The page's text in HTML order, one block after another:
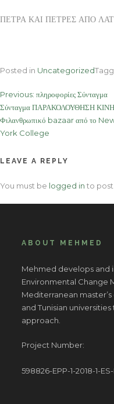
ΠΕΤΡΑ ΚΑΙ ΠΕΤΡΕΣ ΑΠΟ
Posted in Uncategorized
Post
navigation
Previous: πληροφορίες Σύνταγμα
Σύνταγμα ΠΑΡΑΚΟΛΟΥΘΗΣΗ
Φιλανθρωπικό bazaar από το
York College
LEAVE A REPLY
You must be logged in to
ABOUT MEHMED
Mehmed develops and
Environmental Change
Mediterranean
and Tunisian
approach.
Project Number:
598826-EPP-1-2018-1-